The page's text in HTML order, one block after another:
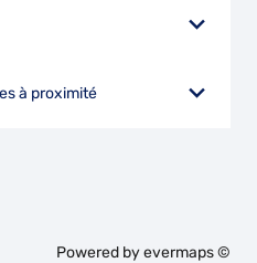
à proximité
Powered byevermaps ©